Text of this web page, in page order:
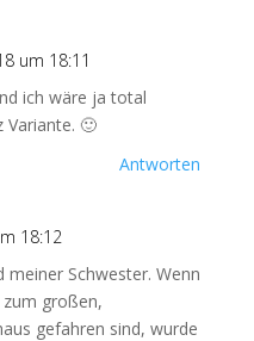
um 18:11
ich wäre ja total
Variante. 🙂
Antworten
18:12
Schwester. Wenn
großen,
gefahren sind, wurde